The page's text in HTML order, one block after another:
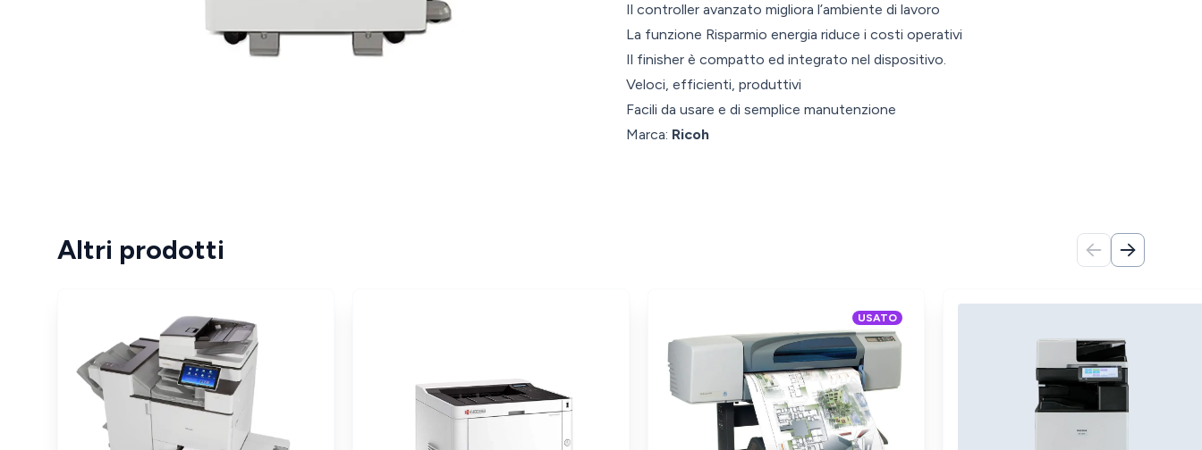
Il controller avanzato migliora l’ambiente di lavoro
La funzione Risparmio energia riduce i costi operativi
Il finisher è compatto ed integrato nel dispositivo.
Veloci, efficienti, produttivi
Facili da usare e di semplice manutenzione
Marca: Ricoh
Altri prodotti
Indietro
Avanti
USATO